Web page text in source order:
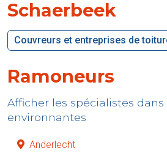
Schaerbeek
Couvreurs et entreprises de
Ramoneurs
Afficher les spécialistes
environnantes
Anderlecht